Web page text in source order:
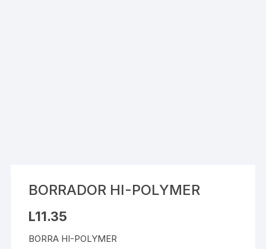
BORRADOR HI-POLYMER
L11.35
BORRA HI-POLYMER